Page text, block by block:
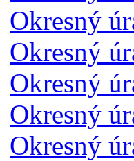
Okresný
Okresný
Okresný
Okresný
Okresný